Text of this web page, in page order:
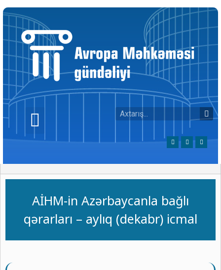
AİHM-in Azərbaycanla bağlı
qərarları – aylıq (dekabr) icmal